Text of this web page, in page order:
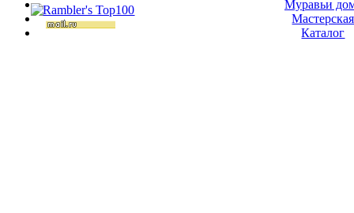
Муравьи
Мастерская
Каталог